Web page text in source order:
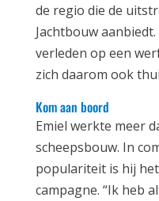
de regio die de
Jachtbouw
verleden op een
zich daarom ook
Kom aan boord
Emiel werkte meer
scheepsbouw. In
populariteit is hij
campagne. “Ik heb